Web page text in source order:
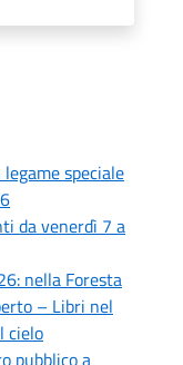
speciale
da venerdì 7 a
nella Foresta
– Libri nel
cielo
pubblico a